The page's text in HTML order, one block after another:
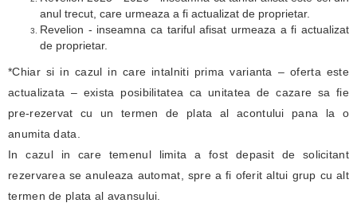
anul trecut, care urmeaza a fi actualizat de proprietar.
Revelion - inseamna ca tariful afisat urmeaza a fi actualizat
de proprietar.
*Chiar si in cazul in care intalniti prima varianta – oferta este
actualizata – exista posibilitatea ca unitatea de cazare sa fie
pre-rezervat cu un termen de plata al acontului pana la o
anumita data.
In cazul in care temenul limita a fost depasit de solicitant
rezervarea se anuleaza automat, spre a fi oferit altui grup cu alt
termen de plata al avansului.